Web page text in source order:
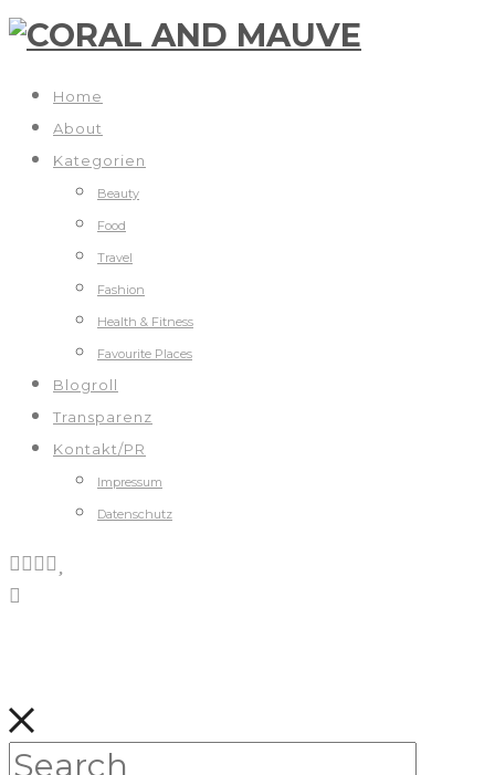
Home
About
Kategorien
Beauty
Food
Travel
Fashion
Health & Fitness
Favourite Places
Blogroll
Transparenz
Kontakt/PR
Impressum
Datenschutz